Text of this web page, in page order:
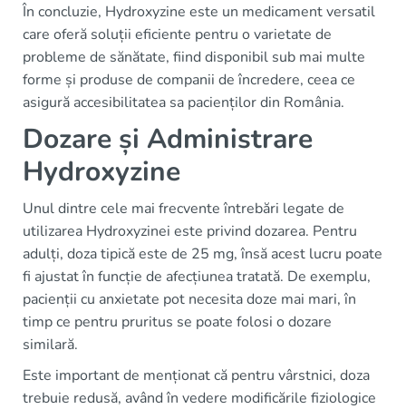
În concluzie, Hydroxyzine este un medicament versatil
care oferă soluții eficiente pentru o varietate de
probleme de sănătate, fiind disponibil sub mai multe
forme și produse de companii de încredere, ceea ce
asigură accesibilitatea sa pacienților din România.
Dozare și Administrare
Hydroxyzine
Unul dintre cele mai frecvente întrebări legate de
utilizarea Hydroxyzinei este privind dozarea. Pentru
adulți, doza tipică este de 25 mg, însă acest lucru poate
fi ajustat în funcție de afecțiunea tratată. De exemplu,
pacienții cu anxietate pot necesita doze mai mari, în
timp ce pentru pruritus se poate folosi o dozare
similară.
Este important de menționat că pentru vârstnici, doza
trebuie redusă, având în vedere modificările fiziologice